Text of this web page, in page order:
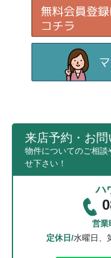
来店予約・お
物件についてのご相
せ下さい！
ハ
営業
定休日/水曜日、